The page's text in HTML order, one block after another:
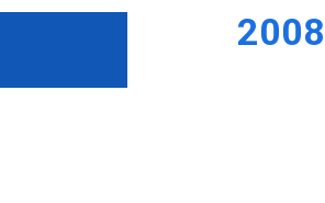
2008